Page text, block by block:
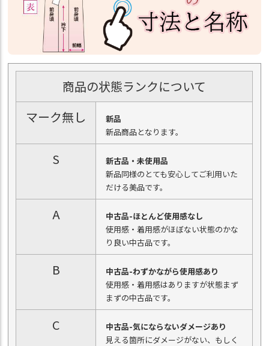
商品の状態ランクについて
マーク無し
新品
新品商品となります。
S
新古品・未使用品
新品同様のとても安心してご利用いた
だける美品です。
A
中古品-ほとんど使用感なし
使用感・着用感がほぼない状態のかな
り良い中古品です。
B
中古品-わずかながら使用感あり
使用感・着用感はありますが状態まず
まずの中古品です。
C
中古品-気にならないダメージあり
見える箇所にダメージがない、もしく